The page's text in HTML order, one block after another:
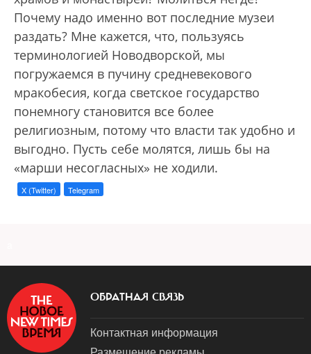
Почему надо именно вот последние музеи
раздать? Мне кажется, что, пользуясь
терминологией Новодворской, мы
погружаемся в пучину средневекового
мракобесия, когда светское государство
понемногу становится все более
религиозным, потому что власти так удобно и
выгодно. Пусть себе молятся, лишь бы на
«марши несогласных» не ходили.
X (Twitter) Telegram
ОБРАТНАЯ СВЯЗЬ
Контактная информация